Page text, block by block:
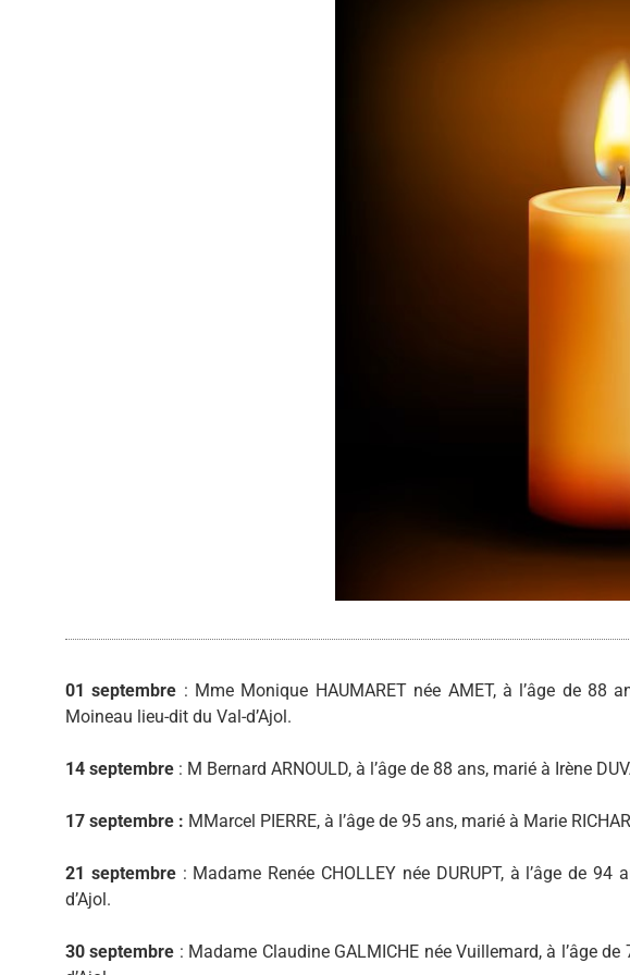
01 septembre : Mme Monique HAUMARET née AMET, à l’âge de 88
Moineau lieu-dit du Val-d’Ajol.
14 septembre : M Bernard ARNOULD, à l’âge de 88 ans, marié à Irène
17 septembre : MMarcel PIERRE, à l’âge de 95 ans, marié à Marie
21 septembre: Madame Renée CHOLLEY née DURUPT, à l’âge de
d’Ajol.
30 septembre : Madame Claudine GALMICHE née Vuillemard, à l’âge